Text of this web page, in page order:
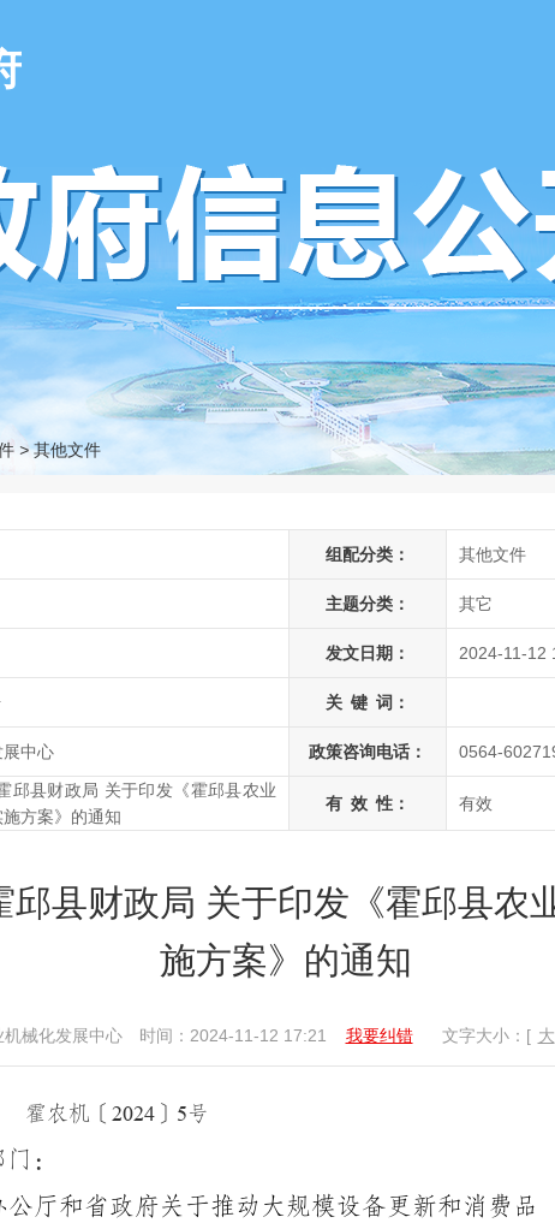
> 其他文件
组配分类： 其他文件
主题分类： 其它
发文日期： 2024-11-12
关 键 词：
中心 政策咨询电话： 0564-
邱县财政局 关于印发《霍邱县农业
方案》的通知
有 效 性： 有效
邱县财政局 关于印发《霍邱县农
施方案》的通知
械化发展中心 时间：2024-11-12 17:21 我要纠错 文字大小：[ 大
霍农机〔 2024 〕 5号
：
厅和省政府关于推动大规模设备更新和消费品